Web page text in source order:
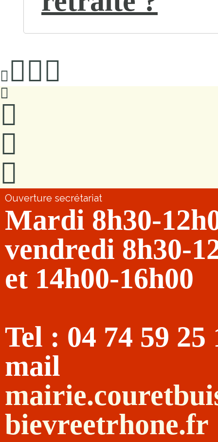
Ouverture secrétariat
Mardi 8h30-
vendredi 8h30-
et 14h00-16h00
Tel : 04 74 59 25
mail
bievreetrhone.fr